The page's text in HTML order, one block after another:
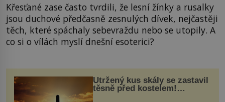
Křesťané zase často tvrdili, že lesní žínky a rusalky
jsou duchové předčasně zesnulých dívek, nejčastěji
těch, které spáchaly sebevraždu nebo se utopily. A
co si o vílách myslí dnešní esoterici?
Utržený kus skály se zastavil
těsně před kostelem!
Ochránila ho boží síla?